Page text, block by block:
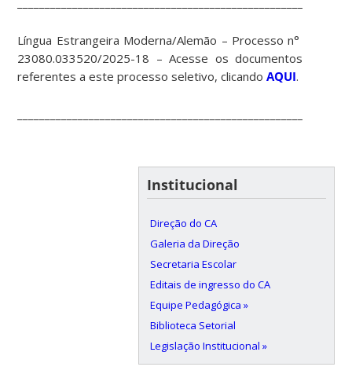
Língua Estrangeira Moderna/Alemão – Processo n°
23080.033520/2025-18 – Acesse os documentos
referentes a este processo seletivo, clicandoAQUI.
Institucional
Direção do CA
Galeria da Direção
Secretaria Escolar
Editais de ingresso do CA
Equipe Pedagógica »
Biblioteca Setorial
Legislação Institucional »